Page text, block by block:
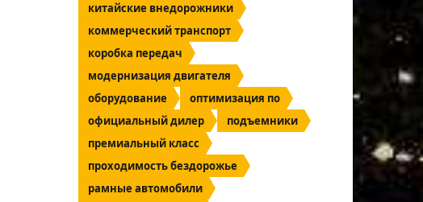
китайские внедорожники
коммерческий транспорт
коробка передач
модернизация двигателя
оборудование
оптимизация по
официальный дилер
подъемники
премиальный класс
проходимость бездорожье
рамные автомобили